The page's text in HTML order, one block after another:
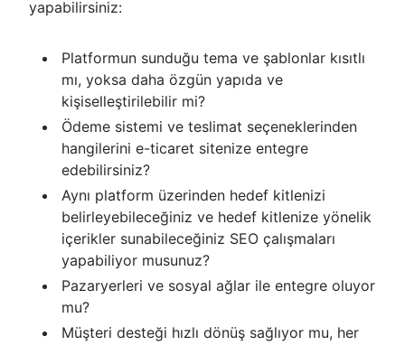
yapabilirsiniz:
Platformun sunduğu tema ve şablonlar kısıtlı
mı, yoksa daha özgün yapıda ve
kişiselleştirilebilir mi?
Ödeme sistemi ve teslimat seçeneklerinden
hangilerini e-ticaret sitenize entegre
edebilirsiniz?
Aynı platform üzerinden hedef kitlenizi
belirleyebileceğiniz ve hedef kitlenize yönelik
içerikler sunabileceğiniz SEO çalışmaları
yapabiliyor musunuz?
Pazaryerleri ve sosyal ağlar ile entegre oluyor
mu?
Müşteri desteği hızlı dönüş sağlıyor mu, her